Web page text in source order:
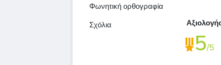
Φωνητική ορθογραφία
Σχόλια
5/5